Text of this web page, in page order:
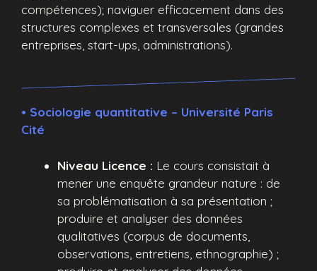
compétences); naviguer efficacement dans des
structures complexes et transversales (grandes
entreprises, start-ups, administrations).
• Sociologie quantitative – Université Paris
Cité
Niveau Licence : Le cours consistait à
mener une enquête grandeur nature : de
sa problématisation à sa présentation ;
produire et analyser des données
qualitatives (corpus de documents,
observations, entretiens, ethnographie) ;